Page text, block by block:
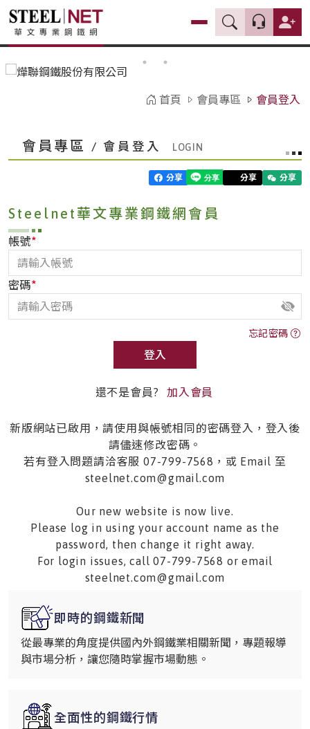
首頁 會員專區 會員登入
會員專區 / 會員登入
分享 分享 分享
Steelnet華文專業鋼鐵網會員
帳號*
密碼*
忘記密碼
登入
還不是會員? 加入會員
新版網站已啟用，請使用與帳號相同的密碼登入，登入後
請儘速修改密碼。
若有登入問題請洽客服 07-799-7568，或 Email 至
steelnet.com@gmail.com
Our new website is now live.
Please log in using your account name as the
password, then change it right away.
For login issues, call 07-799-7568 or email
steelnet.com@gmail.com
即時的鋼鐵新聞
從最專業的角度提供國內外鋼鐵業相關新聞，專題報導
與市場分析，讓您隨時掌握市場動態。
全面性的鋼鐵行情